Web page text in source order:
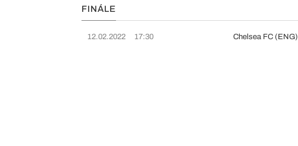
FINÁLE
12.02.2022 17:30 Chelsea FC (ENG)